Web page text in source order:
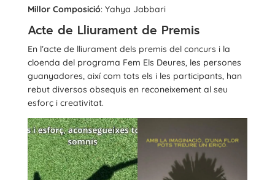
Millor Composició: Yahya Jabbari
Acte de Lliurament de Premis
En l’acte de lliurament dels premis del concurs i la
cloenda del programa Fem Els Deures, les persones
guanyadores, així com tots els i les participants, han
rebut diversos obsequis en reconeixement al seu
esforç i creativitat.